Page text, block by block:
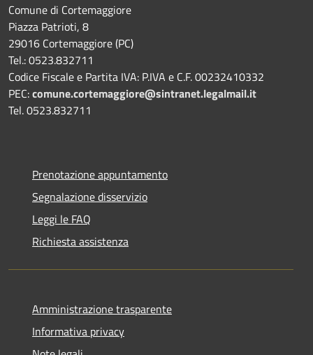
Comune di Cortemaggiore
Piazza Patrioti, 8
29016 Cortemaggiore (PC)
Tel.: 0523.832711
Codice Fiscale e Partita IVA: P.IVA e C.F. 00232410332
PEC:comune.cortemaggiore@sintranet.legalmail.it
Tel. 0523.832711
Prenotazione appuntamento
Segnalazione disservizio
Leggi le FAQ
Richiesta assistenza
Amministrazione trasparente
Informativa privacy